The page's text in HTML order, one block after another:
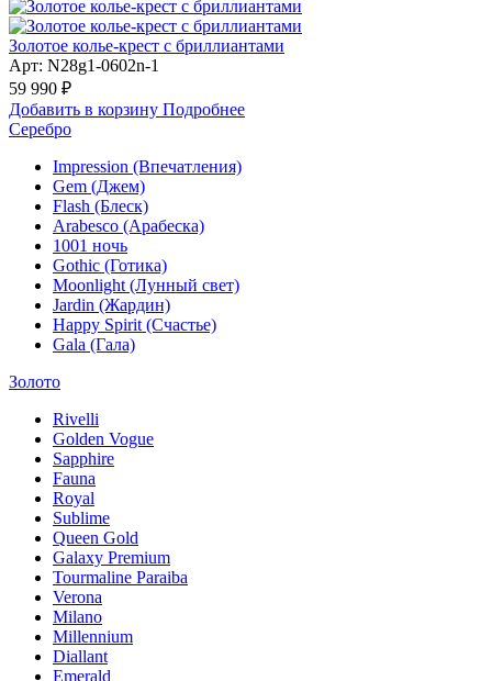
Золотое колье-крест с бриллиантами
Арт: N28g1-0602n-1
59 990 ₽
Добавить в корзину Подробнее
Серебро
Impression (Впечатления)
Gem (Джем)
Flash (Блеск)
Arabesco (Арабеска)
1001 ночь
Gothic (Готика)
Moonlight (Лунный свет)
Jardin (Жардин)
Happy Spirit (Счастье)
Gala (Гала)
Золото
Rivelli
Golden Vogue
Sapphire
Fauna
Royal
Sublime
Queen Gold
Galaxy Premium
Tourmaline Paraiba
Verona
Milano
Millennium
Diallant
Emerald